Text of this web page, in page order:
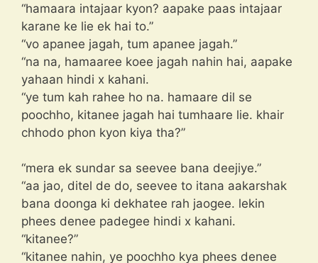
“hamaara intajaar kyon? aapake paas intajaar
karane ke lie ek hai to.”
“vo apanee jagah, tum apanee jagah.”
“na na, hamaaree koee jagah nahin hai, aapake
yahaan hindi x kahani.
“ye tum kah rahee ho na. hamaare dil se
poochho, kitanee jagah hai tumhaare lie. khair
chhodo phon kyon kiya tha?”
“mera ek sundar sa seevee bana deejiye.”
“aa jao, ditel de do, seevee to itana aakarshak
bana doonga ki dekhatee rah jaogee. lekin
phees denee padegee hindi x kahani.
“kitanee?”
“kitanee nahin, ye poochho kya phees denee